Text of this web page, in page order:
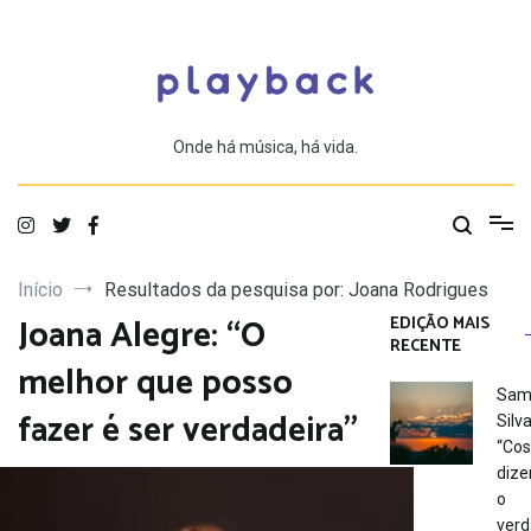
Onde há música, há vida.
Início Resultados da pesquisa por: Joana Rodrigues
Joana Alegre: “O
melhor que posso
fazer é ser verdadeira”
EDIÇÃO MAIS
RECENTE
o